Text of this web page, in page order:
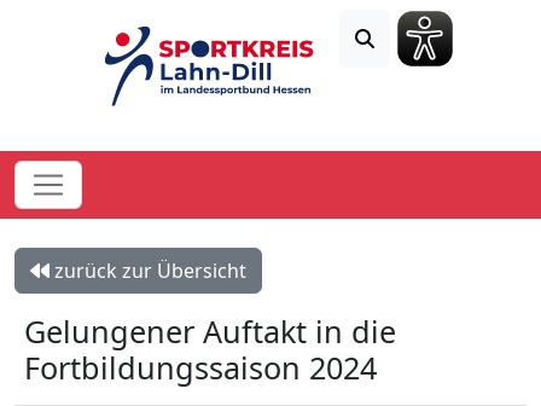
zurück zur Übersicht
Gelungener Auftakt in die
Fortbildungssaison 2024